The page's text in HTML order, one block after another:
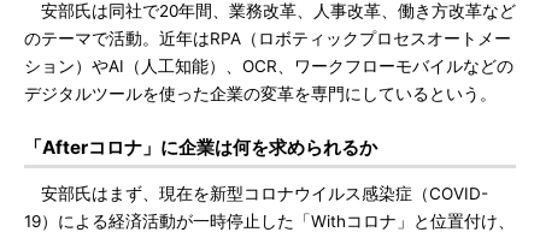
安部氏は同社で20年間、業務改革、人事改革、働き方改革など
のテーマで活動。近年はRPA（ロボティックプロセスオートメー
ション）やAI（人工知能）、OCR、ワークフローモバイルなどの
デジタルツールを使った企業の変革を専門にしているという。
「Afterコロナ」に企業は何を求められるか
安部氏はまず、現在を新型コロナウイルス感染症（COVID-
19）による経済活動が一時停止した「Withコロナ」と位置付け、